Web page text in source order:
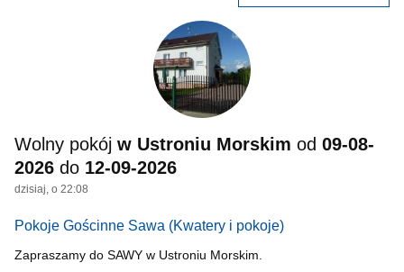
Wolny pokój w Ustroniu Morskim od 09-08-
2026 do 12-09-2026
dzisiaj, o 22:08
Pokoje Gościnne Sawa (Kwatery i pokoje)
Zapraszamy do SAWY w Ustroniu Morskim.